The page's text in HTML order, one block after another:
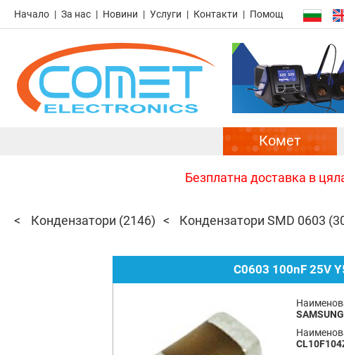
Начало За нас Новини Услуги Контакти Помощ
Комет
Безплатна доставка в
Кондензатори (2146) Кондензатори SMD 0603
C0603 100nF 25V
SAMSUNG